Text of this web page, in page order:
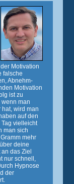
Motivation
falsche
Abnehm-
Motivation
ist zu
man
wird man
auf den
vielleicht
man sich
mehr
deine
das Ziel
nur schnell,
Hypnose
der